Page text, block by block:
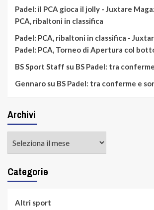
Padel: il PCA gioca il jolly - Juxtare
PCA, ribaltoni in classifica
Padel: PCA, ribaltoni in classifica -
Padel: PCA, Torneo di Apertura col
BS Sport Staff su BS Padel: tra
Gennaro su BS Padel: tra conferme e
Archivi
Categorie
Altri sport